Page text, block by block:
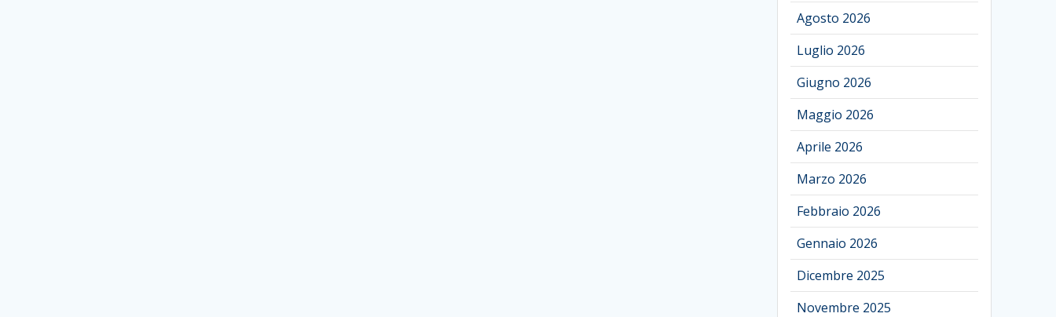
Agosto 2026
Luglio 2026
Giugno 2026
Maggio 2026
Aprile 2026
Marzo 2026
Febbraio 2026
Gennaio 2026
Dicembre 2025
Novembre 2025